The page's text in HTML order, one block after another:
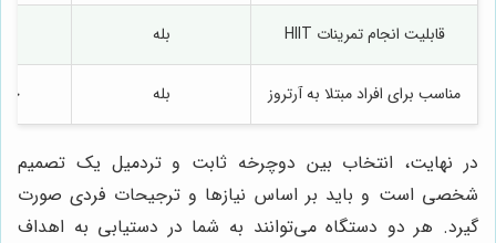
قابلیت انجام تمرینات HIIT بله
مناسب برای افراد مبتلا به آرتروز بله
در نهایت، انتخاب بین دوچرخه ثابت و تردمیل یک تصمیم
شخصی است و باید بر اساس نیازها و ترجیحات فردی صورت
گیرد. هر دو دستگاه می‌توانند به شما در دستیابی به اهداف